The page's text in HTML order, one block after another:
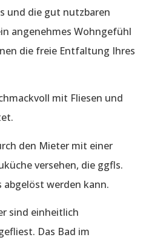
und die gut nutzbaren
angenehmes Wohngefühl
die freie Entfaltung Ihres
mit Fliesen und
den Mieter mit einer
versehen, die ggfls.
abgelöst werden kann.
sind einheitlich
Das Bad im